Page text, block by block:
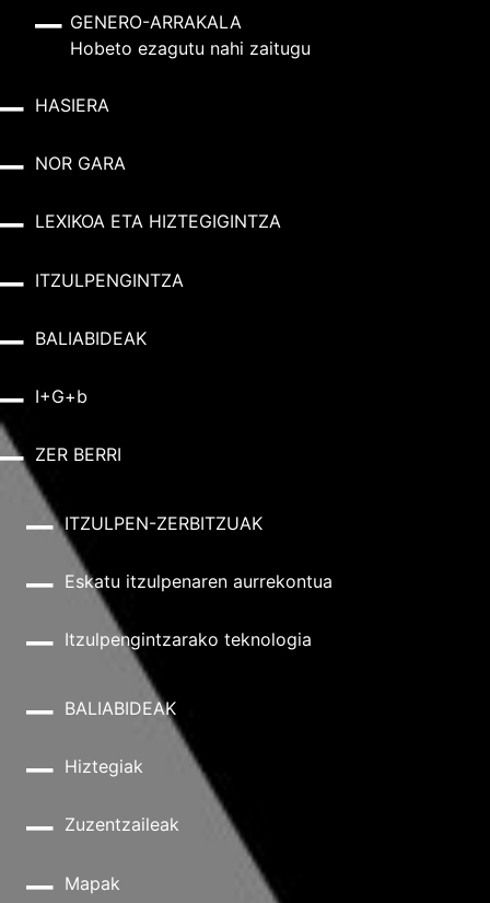
GENERO-ARRAKALA
Hobeto ezagutu nahi zaitugu
HASIERA
NOR GARA
LEXIKOA ETA HIZTEGIGINTZA
ITZULPENGINTZA
BALIABIDEAK
I+G+b
ZER BERRI
ITZULPEN-ZERBITZUAK
Eskatu itzulpenaren aurrekontua
Itzulpengintzarako teknologia
BALIABIDEAK
Hiztegiak
Zuzentzaileak
Mapak